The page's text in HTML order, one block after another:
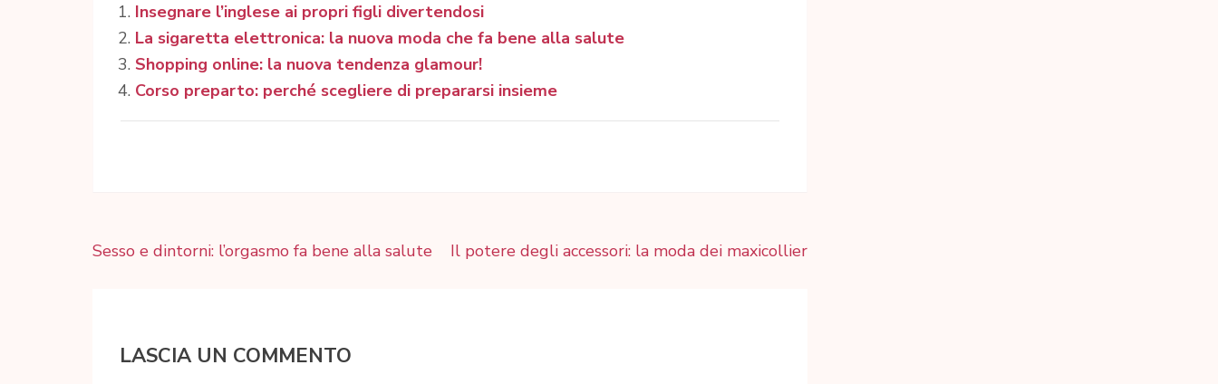
Insegnare l’inglese ai propri figli divertendosi
La sigaretta elettronica: la nuova moda che fa bene alla salute
Shopping online: la nuova tendenza glamour!
Corso preparto: perché scegliere di prepararsi insieme
Navigazione
Sesso e dintorni: l’orgasmo fa bene alla salute Il potere degli accessori: la moda dei maxicollier
LASCIA UN COMMENTO